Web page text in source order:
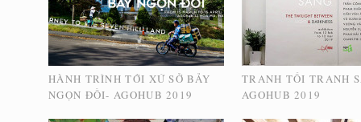
HÀNH TRÌNH TỚI XỨ SỞ BẢY
NGỌN ĐỒI- AGOHUB 2019
TRANH TỐI TRANH
AGOHUB 2019